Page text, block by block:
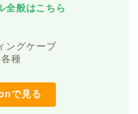
全般はこちら
で見る